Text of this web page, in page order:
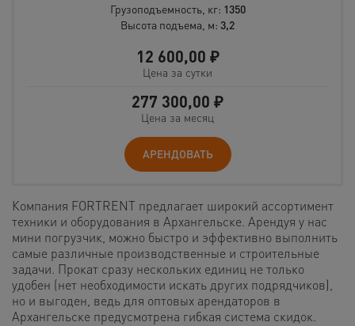
Грузоподъемность, кг: 1350
Высота подъема, м: 3,2
12 600,00 ₽
Цена за сутки
277 300,00 ₽
Цена за месяц
АРЕНДОВАТЬ
Компания FORTRENT предлагает широкий ассортимент
техники и оборудования в Архангельске. Арендуя у нас
мини погрузчик, можно быстро и эффективно выполнить
самые различные производственные и строительные
задачи. Прокат сразу нескольких единиц не только
удобен (нет необходимости искать других подрядчиков),
но и выгоден, ведь для оптовых арендаторов в
Архангельске предусмотрена гибкая система скидок.